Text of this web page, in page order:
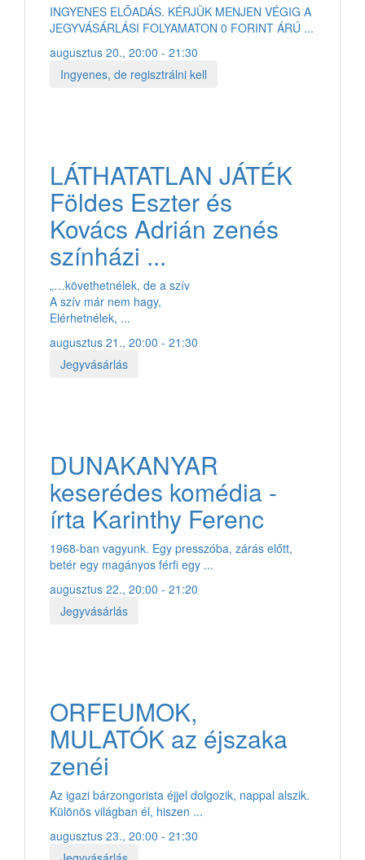
INGYENES ELŐADÁS. KÉRJÜK MENJEN VÉGIG A
JEGYVÁSÁRLÁSI FOLYAMATON 0 FORINT ÁRÚ ...
augusztus 20., 20:00 - 21:30
Ingyenes, de regisztrálni kell
LÁTHATATLAN JÁTÉK
Földes Eszter és
Kovács Adrián zenés
színházi ...
„…követhetnélek, de a szív
A szív már nem hagy,
Elérhetnélek, ...
augusztus 21., 20:00 - 21:30
Jegyvásárlás
DUNAKANYAR
keserédes komédia -
írta Karinthy Ferenc
1968-ban vagyunk. Egy presszóba, zárás előtt,
betér egy magányos férfi egy ...
augusztus 22., 20:00 - 21:20
Jegyvásárlás
ORFEUMOK,
MULATÓK az éjszaka
zenéi
Az igazi bárzongorista éjjel dolgozik, nappal alszik.
Különös világban él, hiszen ...
augusztus 23., 20:00 - 21:30